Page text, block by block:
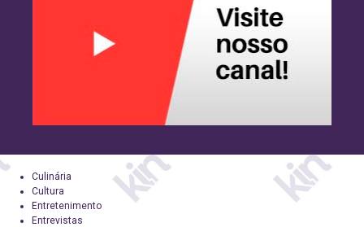
Culinária
Cultura
Entretenimento
Entrevistas